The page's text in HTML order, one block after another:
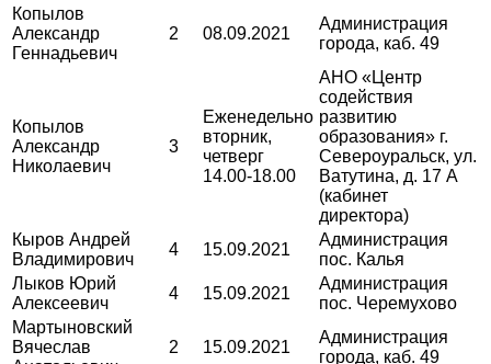
Копылов
Александр
Геннадьевич
2 08.09.2021
Администрация
города, каб. 49
Копылов
Александр
Николаевич
3
Еженедельно
вторник,
четверг
14.00-18.00
АНО «Центр
содействия
развитию
образования» г.
Североуральск, ул.
Ватутина, д. 17 А
(кабинет
директора)
Кыров Андрей
Владимирович
4 15.09.2021
Администрация
пос. Калья
Лыков Юрий
Алексеевич
4 15.09.2021
Администрация
пос. Черемухово
Мартыновский
Вячеслав
2 15.09.2021
Администрация
города, каб. 49